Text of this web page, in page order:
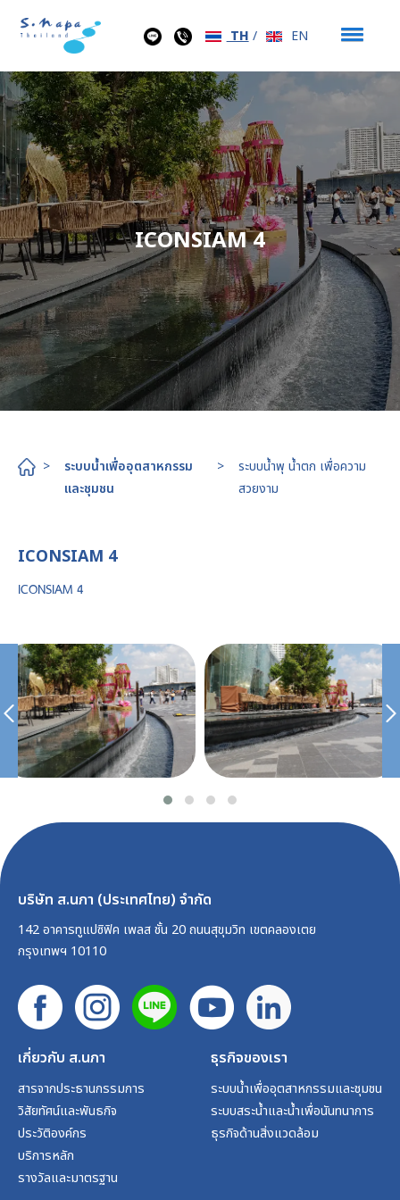
TH / EN
ICONSIAM 4
>
ระบบน้ำเพื่ออุตสาหกรรม
และชุมชน
>
ระบบน้ำพุ น้ำตก เพื่อความ
สวยงาม
ICONSIAM 4
ICONSIAM 4
บริษัท ส.นภา (ประเทศไทย) จำกัด
142 อาคารทูแปซิฟิค เพลส ชั้น 20 ถนนสุขุมวิท เขตคลองเตย
กรุงเทพฯ 10110
เกี่ยวกับ ส.นภา
สารจากประธานกรรมการ
วิสัยทัศน์และพันธกิจ
ประวัติองค์กร
บริการหลัก
รางวัลและมาตรฐาน
ธุรกิจของเรา
ระบบน้ำเพื่ออุตสาหกรรมและชุมชน
ระบบสระน้ำและน้ำเพื่อนันทนาการ
ธุรกิจด้านสิ่งแวดล้อม